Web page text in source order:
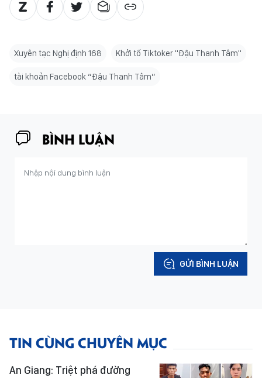
Xuyên tạc Nghị định 168 Khởi tố Tiktoker "Đậu Thanh Tâm"
tài khoản Facebook “Đậu Thanh Tâm”
BÌNH LUẬN
GỬI BÌNH LUẬN
TIN CÙNG CHUYÊN MỤC
An Giang: Triệt phá đường